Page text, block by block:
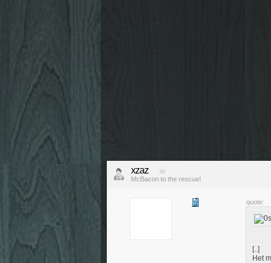
xzaz
McBacon to the rescue!
quote:
[..]
Het